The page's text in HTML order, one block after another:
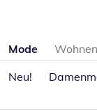
Mode Wohnen
Neu!